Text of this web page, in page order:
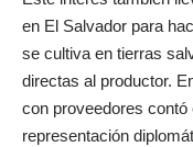
en El Salvador para
se cultiva en tierras
directas al productor.
con proveedores
representación